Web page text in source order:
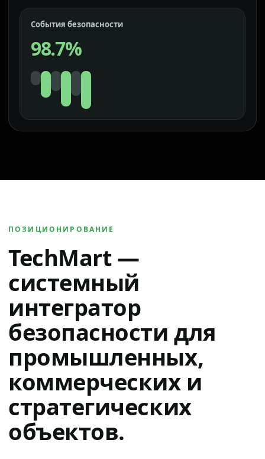
События безопасности
98.7%
ПОЗИЦИОНИРОВАНИЕ
TechMart —
системный
интегратор
безопасности для
промышленных,
коммерческих и
стратегических
объектов.